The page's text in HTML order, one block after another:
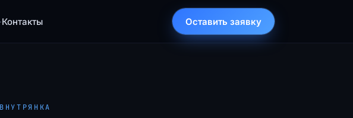
·Контакты Оставить заявку